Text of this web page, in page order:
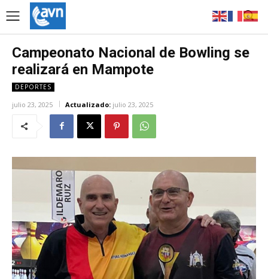
Campeonato Nacional de Bowling se
realizará en Mampote
DEPORTES
julio 23, 2025 Actualizado: julio 23, 2025